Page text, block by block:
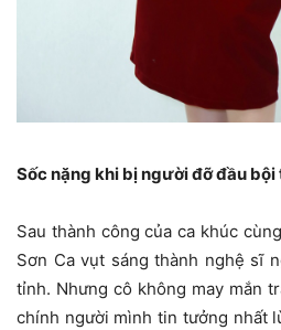
Sốc nặng khi bị người đỡ đầu bội
Sau thành công của ca khúc
Sơn Ca vụt sáng thành nghệ sĩ
tỉnh. Nhưng cô không may mắn
chính người mình tin tưởng nhất